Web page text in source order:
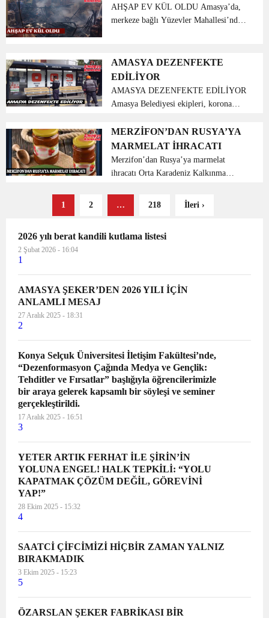
Dernek Başkanı Av. Saniye Çelik,
Amasya Belediye Başkanı Mehmet
AHŞAP EV KÜL OLDU Amasya’da,
merkeze bağlı Yüzevler Mahallesi’nde
söndürüldü. Amasya’da, merkeze bağlı
Yüzevler Mahallesi...
AMASYA DEZENFEKTE
EDİLİYOR
AMASYA DEZENFEKTE EDİLİYOR
Amasya Belediyesi ekipleri, korona
kapsamında sokaklarda ve ortak
kullanım alanlarındaki dezenfekte
çalışmalarına tüm hızıyla devam ediy...
MERZİFON’DAN RUSYA’YA
MARMELAT İHRACATI
Merzifon’dan Rusya’ya marmelat
ihracatı Orta Karadeniz Kalkınma
Danışmanlığı” desteğinden yararlanan
1 2 … 218 İleri ›
2026 yılı berat kandili kutlama listesi
2 Şubat 2026 - 16:04
1
AMASYA ŞEKER’DEN 2026 YILI İÇİN
ANLAMLI MESAJ
27 Aralık 2025 - 18:31
2
Konya Selçuk Üniversitesi İletişim Fakültesi’nde,
“Dezenformasyon Çağında Medya ve Gençlik:
Tehditler ve Fırsatlar” başlığıyla öğrencilerimizle
bir araya gelerek kapsamlı bir söyleşi ve seminer
gerçekleştirildi.
17 Aralık 2025 - 16:51
3
YETER ARTIK FERHAT İLE ŞİRİN’İN
YOLUNA ENGEL! HALK TEPKİLİ: “YOLU
KAPATMAK ÇÖZÜM DEĞİL, GÖREVİNİ
YAP!”
28 Ekim 2025 - 15:32
4
SAATCİ ÇİFCİMİZİ HİÇBİR ZAMAN YALNIZ
BIRAKMADIK
3 Ekim 2025 - 15:23
5
ÖZARSLAN ŞEKER FABRİKASI BİR